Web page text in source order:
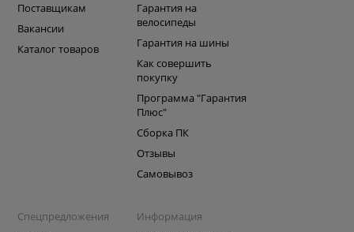
Поставщикам
Вакансии
Каталог товаров
Гарантия на
велосипеды
Гарантия на шины
Как совершить
покупку
Программа "Гарантия
Плюс"
Сборка ПК
Отзывы
Самовывоз
Спецпредложения
Информация